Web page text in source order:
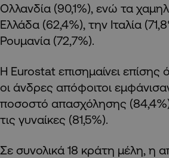
Ολλανδία (90,1%), ενώ τα
Ελλάδα (62,4%), την Ιταλία
Ρουμανία (72,7%).
Η Eurostat επισημαίνει επίσης
οι άνδρες απόφοιτοι
ποσοστό απασχόλησης
τις γυναίκες (81,5%).
Σε συνολικά 18 κράτη μέλη, η